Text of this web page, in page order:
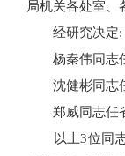
局机关各处室、
经研究决定:
杨秦伟同志任
沈健彬同志任
郑威同志任省
以上3位同志